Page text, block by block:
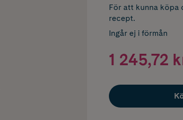
För att kunna köpa
recept.
Ingår ej i förmån
1 245,72